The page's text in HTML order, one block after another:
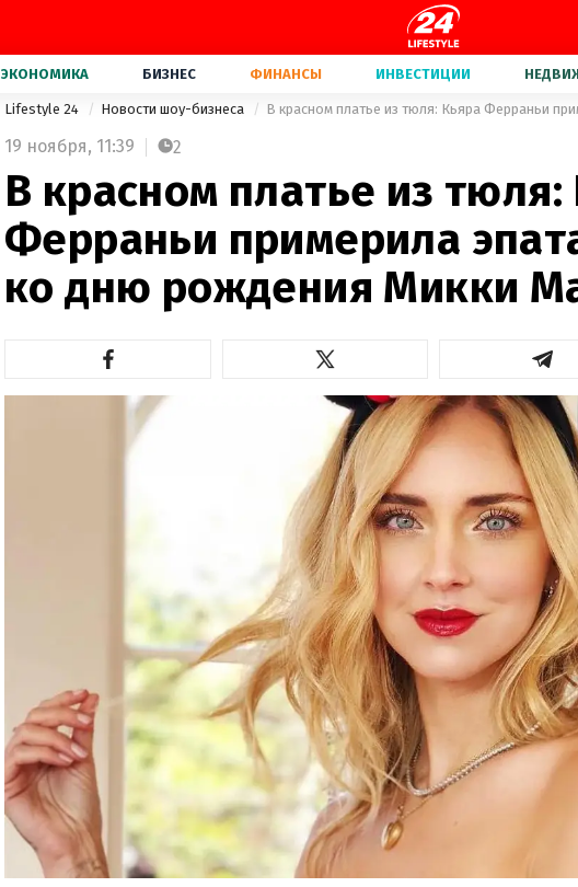
ЭКОНОМИКА БИЗНЕС ФИНАНСЫ ИНВЕСТИЦИИ
Lifestyle 24 Новости шоу-бизнеса
19 ноября, 11:39 2
В красном платье из тюля:
Ферраньи примерила
ко дню рождения Микки